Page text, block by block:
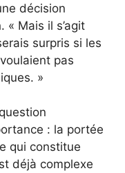
décision
Mais il s’agit
surpris si les
pas
»
: la portée
qui constitue
déjà complexe